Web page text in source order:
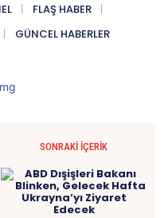
FLAŞ HABER
GÜNCEL HABERLER
SONRAKI İÇERIK